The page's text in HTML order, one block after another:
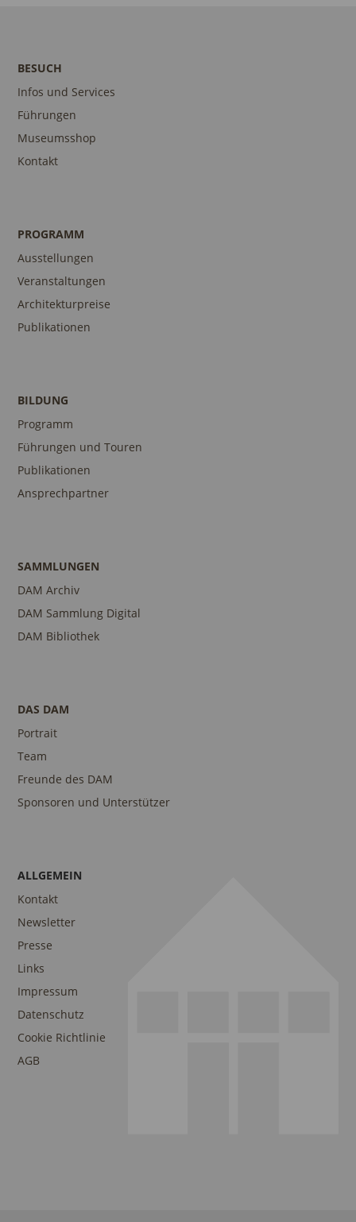
BESUCH
Infos und Services
Führungen
Museumsshop
Kontakt
PROGRAMM
Ausstellungen
Veranstaltungen
Architekturpreise
Publikationen
BILDUNG
Programm
Führungen und Touren
Publikationen
Ansprechpartner
SAMMLUNGEN
DAM Archiv
DAM Sammlung Digital
DAM Bibliothek
DAS DAM
Portrait
Team
Freunde des DAM
Sponsoren und Unterstützer
ALLGEMEIN
Kontakt
Newsletter
Presse
Links
Impressum
Datenschutz
Cookie Richtlinie
AGB